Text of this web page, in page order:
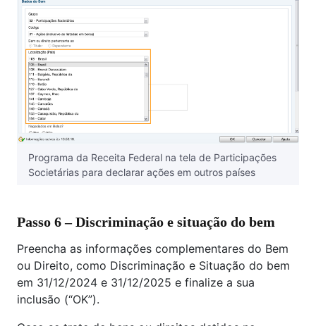
Programa da Receita Federal na tela de Participações
Societárias para declarar ações em outros países
Passo 6 – Discriminação e situação do bem
Preencha as informações complementares do Bem
ou Direito, como Discriminação e Situação do bem
em 31/12/2024 e 31/12/2025 e finalize a sua
inclusão (“OK”).